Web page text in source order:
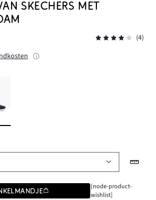
SKECHERS MET
(4)
[node-product-
wishlist]